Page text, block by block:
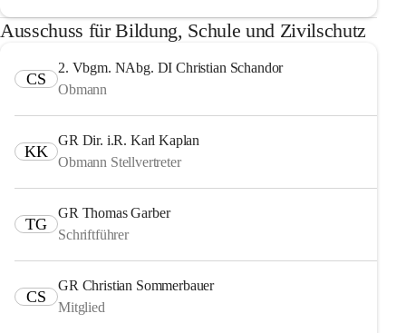
Ausschuss für Bildung, Schule und Zivilschutz
CS
2. Vbgm. NAbg. DI Christian Schandor
Obmann
KK
GR Dir. i.R. Karl Kaplan
Obmann Stellvertreter
TG
GR Thomas Garber
Schriftführer
CS
GR Christian Sommerbauer
Mitglied